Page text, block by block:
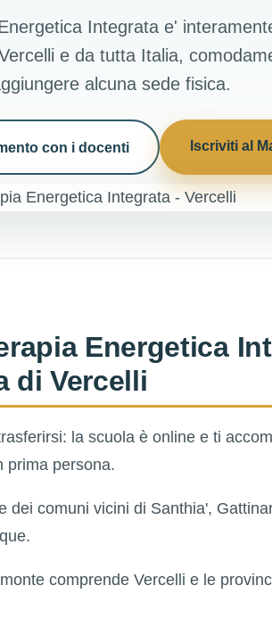
Integrata e'
e da tutta Italia,
alcuna sede fisica.
con i docenti Iscriviti al
Energetica
di Vercelli
la scuola è online e ti
prima persona.
dei comuni vicini di Santhia',
comprende Vercelli e le